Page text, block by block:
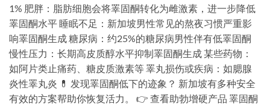
1% 肥胖：脂肪细胞会将睪固酮转化为雌激素，进一步降低
睪固酮水平 睡眠不足：新加坡男性常见的熬夜习惯严重影
响睪固酮生成 糖尿病：约25%的糖尿病男性伴有低睪固酮
慢性压力：长期高皮质醇水平抑制睪固酮生成 某些药物：
如阿片类止痛药、糖皮质激素等 睪丸损伤或疾病：如腮腺
炎性睪丸炎 💊 发现睪固酮低下的迹象？ 新加坡有多种安全
有效的方案帮助你恢复活力。 👉 查看助勃增硬产品 睪固酮